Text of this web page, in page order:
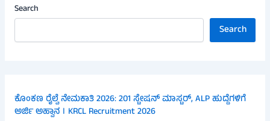
Search
Search
ಕೊಂಕಣ ರೈಲ್ವೆ ನೇಮಕಾತಿ 2026: 201 ಸ್ಟೇಷನ್ ಮಾಸ್ಟರ್, ALP ಹುದ್ದೆಗಳಿಗೆ
ಅರ್ಜಿ ಅಹ್ವಾನ । KRCL Recruitment 2026